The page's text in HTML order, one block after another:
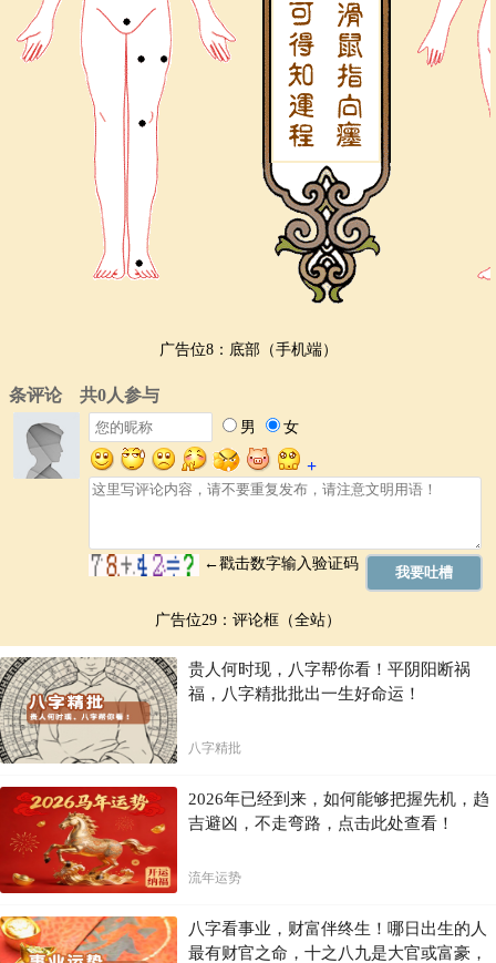
广告位8：底部（手机端）
广告位29：评论框（全站）
贵人何时现，八字帮你看！平阴阳断祸
福，八字精批批出一生好命运！
八字精批
2026年已经到来，如何能够把握先机，趋
吉避凶，不走弯路，点击此处查看！
流年运势
八字看事业，财富伴终生！哪日出生的人
最有财官之命，十之八九是大官或富豪，